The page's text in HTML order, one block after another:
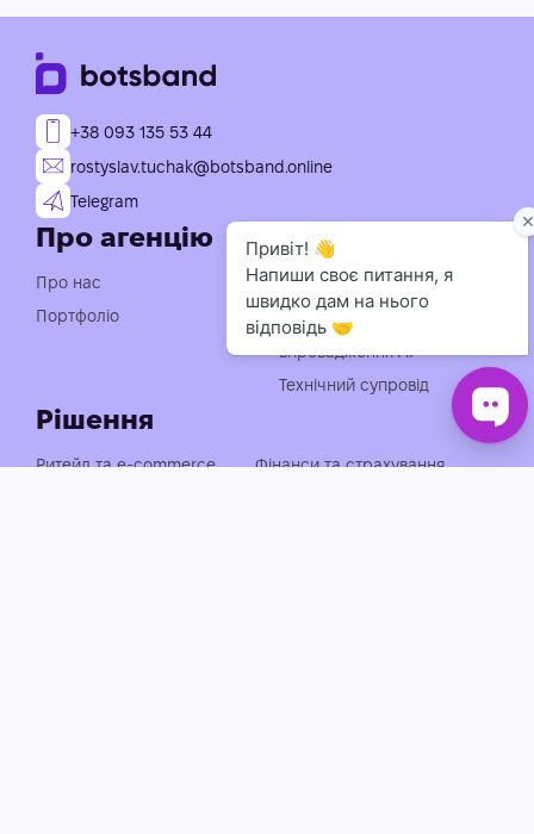
+38 093 135 53 44
rostyslav.tuchak@botsband.online
Telegram
Про агенцію
Про нас
Портфоліо
Рішення
Ритейл та e-commerce
Фінанси та страхування
Послуги
Індивідуальна розробка
чат-ботів
Консультація із
впровадження АІ
Технічний супровід